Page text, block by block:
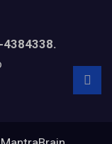
4384338.